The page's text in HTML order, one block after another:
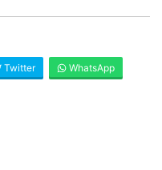
Twitter WhatsApp